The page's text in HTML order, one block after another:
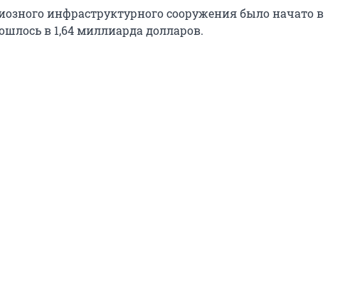
инфраструктурного сооружения было начато в
в 1,64 миллиарда долларов.